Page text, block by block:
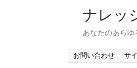
ナレッ
あなたのあら
お問い合わせ サ